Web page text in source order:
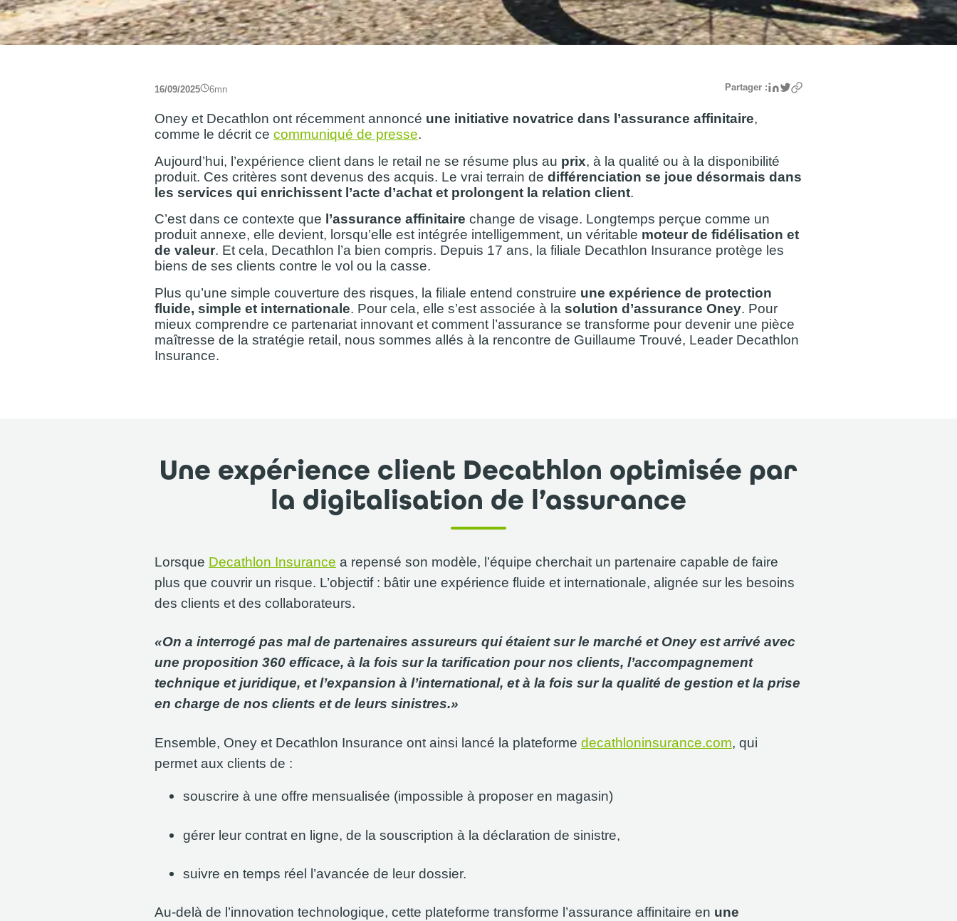
16/09/2025 6mn Partager : Linkedin
Twitter
Oney et Decathlon ont récemment annoncé une initiative novatrice dans l’assurance affinitaire,
comme le décrit ce communiqué de presse.
Aujourd’hui, l’expérience client dans le retail ne se résume plus au prix, à la qualité ou à la disponibilité
produit. Ces critères sont devenus des acquis. Le vrai terrain de différenciation se joue désormais dans
les services qui enrichissent l’acte d’achat et prolongent la relation client.
C’est dans ce contexte que l’assurance affinitaire change de visage. Longtemps perçue comme un
produit annexe, elle devient, lorsqu’elle est intégrée intelligemment, un véritable moteur de fidélisation et
de valeur. Et cela, Decathlon l’a bien compris. Depuis 17 ans, la filiale Decathlon Insurance protège les
biens de ses clients contre le vol ou la casse.
Plus qu’une simple couverture des risques, la filiale entend construire une expérience de protection
fluide, simple et internationale. Pour cela, elle s’est associée à la solution d’assurance Oney. Pour
mieux comprendre ce partenariat innovant et comment l’assurance se transforme pour devenir une pièce
maîtresse de la stratégie retail, nous sommes allés à la rencontre de Guillaume Trouvé, Leader Decathlon
Insurance.
Une expérience client Decathlon optimisée par
la digitalisation de l’assurance
Lorsque Decathlon Insurance a repensé son modèle, l’équipe cherchait un partenaire capable de faire
plus que couvrir un risque. L’objectif : bâtir une expérience fluide et internationale, alignée sur les besoins
des clients et des collaborateurs.
«On a interrogé pas mal de partenaires assureurs qui étaient sur le marché et Oney est arrivé avec
une proposition 360 efficace, à la fois sur la tarification pour nos clients, l’accompagnement
technique et juridique, et l’expansion à l’international, et à la fois sur la qualité de gestion et la prise
en charge de nos clients et de leurs sinistres.»
Ensemble, Oney et Decathlon Insurance ont ainsi lancé la plateforme decathloninsurance.com, qui
permet aux clients de :
souscrire à une offre mensualisée (impossible à proposer en magasin)
gérer leur contrat en ligne, de la souscription à la déclaration de sinistre,
suivre en temps réel l’avancée de leur dossier.
Au-delà de l’innovation technologique, cette plateforme transforme l’assurance affinitaire en une